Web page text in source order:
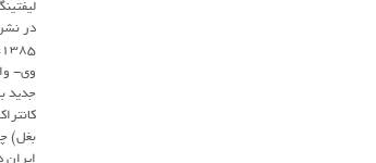
در
وی-
جدید
بغل)